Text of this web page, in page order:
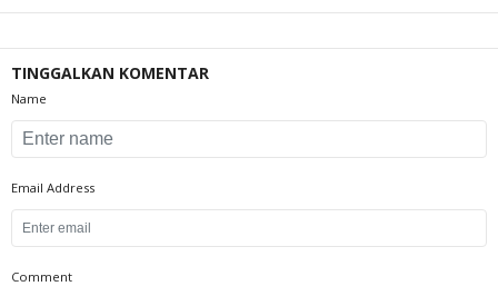
TINGGALKAN KOMENTAR
Name
Email Address
Comment